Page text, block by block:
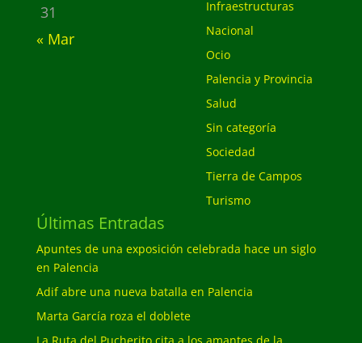
31
« Mar
Infraestructuras
Nacional
Ocio
Palencia y Provincia
Salud
Sin categoría
Sociedad
Tierra de Campos
Turismo
Últimas Entradas
Apuntes de una exposición celebrada hace un siglo
en Palencia
Adif abre una nueva batalla en Palencia
Marta García roza el doblete